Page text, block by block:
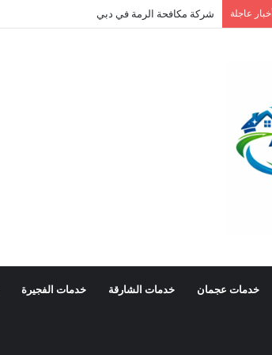
أخبار عاجلة شركة مكافحة الرمة في دبي
خدمات عجمان خدمات الشارقة خدمات الفجيرة